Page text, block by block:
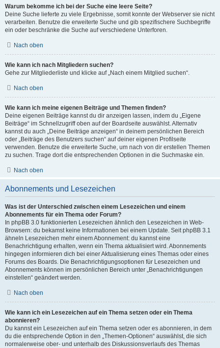
Warum bekomme ich bei der Suche eine leere Seite?
Deine Suche lieferte zu viele Ergebnisse, somit konnte der Webserver sie nicht
verarbeiten. Benutze die erweiterte Suche und gib spezifischere Suchbegriffe
ein oder beschränke die Suche auf verschiedene Unterforen.
Nach oben
Wie kann ich nach Mitgliedern suchen?
Gehe zur Mitgliederliste und klicke auf „Nach einem Mitglied suchen“.
Nach oben
Wie kann ich meine eigenen Beiträge und Themen finden?
Deine eigenen Beiträge kannst du dir anzeigen lassen, indem du „Eigene
Beiträge“ im Schnellzugriff oben auf der Boardseite auswählst. Alternativ
kannst du auch „Deine Beiträge anzeigen“ in deinem persönlichen Bereich
oder „Beiträge des Benutzers suchen“ auf deiner eigenen Profilseite
verwenden. Benutze die erweiterte Suche, um nach von dir erstellen Themen
zu suchen. Trage dort die entsprechenden Optionen in die Suchmaske ein.
Nach oben
Abonnements und Lesezeichen
Was ist der Unterschied zwischen einem Lesezeichen und einem
Abonnements für ein Thema oder Forum?
In phpBB 3.0 funktionierten Lesezeichen ähnlich den Lesezeichen in Web-
Browsern: du bekamst keine Informationen bei einem Update. Seit phpBB 3.1
ähneln Lesezeichen mehr einem Abonnement: du kannst eine
Benachrichtigung erhalten, wenn ein Thema aktualisiert wird. Abonnements
hingegen informieren dich bei einer Aktualisierung eines Themas oder eines
Forums des Boards. Die Benachrichtigungsoptionen für Lesezeichen und
Abonnements können im persönlichen Bereich unter „Benachrichtigungen
einstellen“ geändert werden.
Nach oben
Wie kann ich ein Lesezeichen auf ein Thema setzen oder ein Thema
abonnieren?
Du kannst ein Lesezeichen auf ein Thema setzen oder es abonnieren, in dem
du die entsprechende Option in den „Themen-Optionen“ auswählst, die sich
normalerweise ober- und unterhalb des Diskussionsverlaufs des Themas